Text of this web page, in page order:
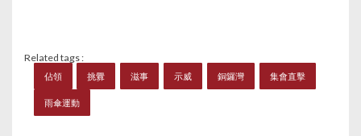
Related tags :
佔領 挑釁 滋事 示威 銅鑼灣 集會直擊
雨傘運動